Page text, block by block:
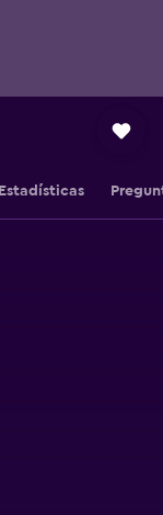
Estadísticas